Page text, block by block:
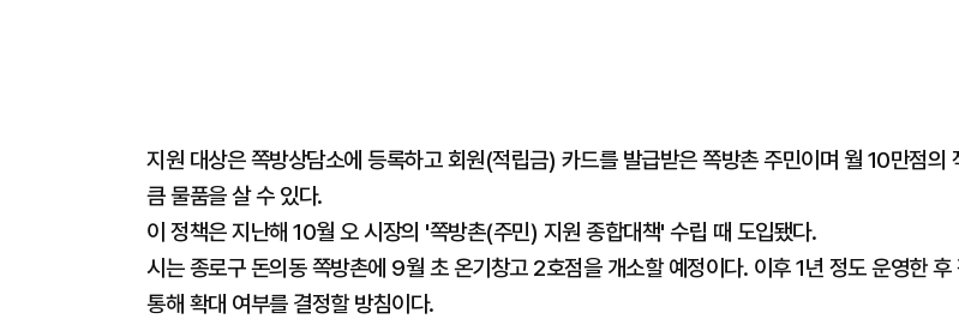
지원 대상은 쪽방상담소에 등록하고 회원(적립금) 카드를 발급받은 쪽방촌 주민이며 월 10만점의
큼 물품을 살 수 있다.
이 정책은 지난해 10월 오 시장의 '쪽방촌(주민) 지원 종합대책' 수립 때 도입됐다.
시는 종로구 돈의동 쪽방촌에 9월 초 온기창고 2호점을 개소할 예정이다. 이후 1년 정도 운영한 후
통해 확대 여부를 결정할 방침이다.